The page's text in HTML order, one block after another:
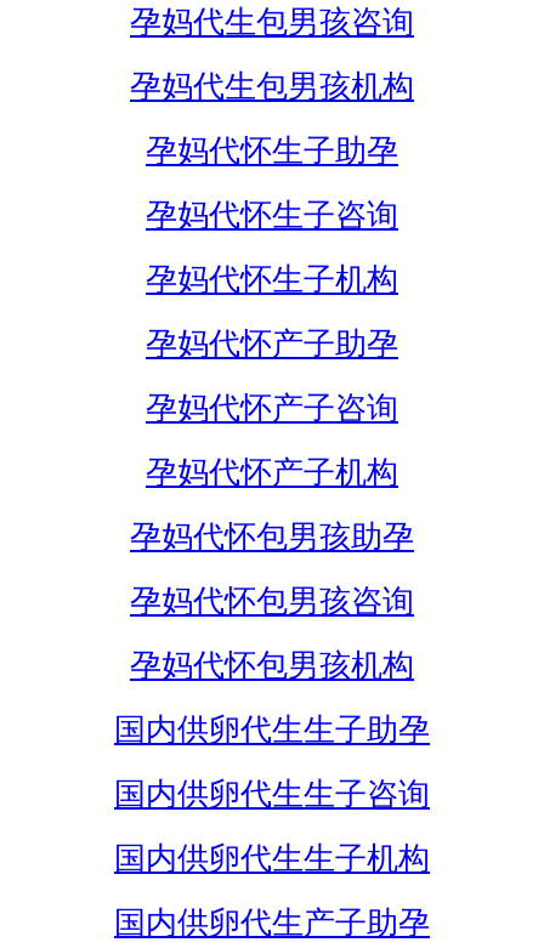
孕妈代生包男孩咨询
孕妈代生包男孩机构
孕妈代怀生子助孕
孕妈代怀生子咨询
孕妈代怀生子机构
孕妈代怀产子助孕
孕妈代怀产子咨询
孕妈代怀产子机构
孕妈代怀包男孩助孕
孕妈代怀包男孩咨询
孕妈代怀包男孩机构
国内供卵代生生子助孕
国内供卵代生生子咨询
国内供卵代生生子机构
国内供卵代生产子助孕